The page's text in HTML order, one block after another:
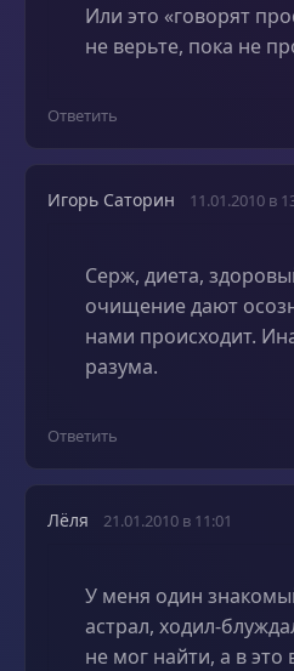
Или это «говорят
не верьте, пока не
Ответить
Игорь Саторин 11.01.2010 в
Серж, диета,
очищение дают
нами происходит.
разума.
Ответить
Лёля 21.01.2010 в 11:01
У меня один
астрал, ходил-
не мог найти, а в это